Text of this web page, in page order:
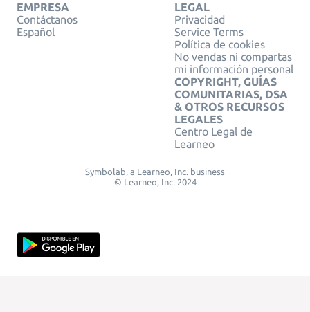
EMPRESA
Contáctanos
Español
LEGAL
Privacidad
Service Terms
Política de cookies
No vendas ni compartas
mi información personal
COPYRIGHT, GUÍAS
COMUNITARIAS, DSA
& OTROS RECURSOS
LEGALES
Centro Legal de
Learneo
Symbolab, a Learneo, Inc. business
© Learneo, Inc. 2024